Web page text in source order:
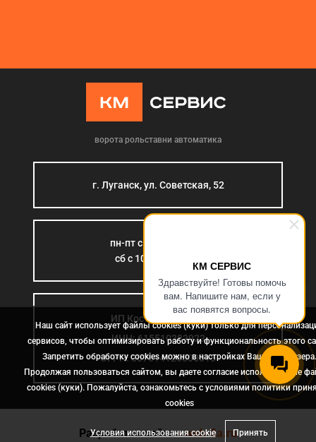
КМ СЕРВИС
Здравствуйте! Готовы помочь
вам. Напишите нам, если у
вас появятся вопросы.
ворота рольставни автоматика
г. Луганск, ул. Советская, 52
пн-пт с 9:00 до 18:00
сб с 10:00 до 15:00
ИП Костромина Л.Б.
ИНН: 615510383923
ОГРН: 307614126000015
Разработка сайта- web-2a.ru
Наш сайт использует файлы cookies (куки) только для
сервисов, чтобы оптимизировать работу и функциональность этого
Запретить обработку cookies можно в настройках Вашего браузера.
Продолжая пользоваться сайтом, вы даете согласие использование
cookies (куки). Пожалуйста, ознакомьтесь с условиями политики
сookies
Условия использования cookie Принять